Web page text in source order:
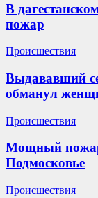
В
пожар
Происшествия
Выдававший
обманул
Происшествия
Мощный пожар
Подмосковье
Происшествия